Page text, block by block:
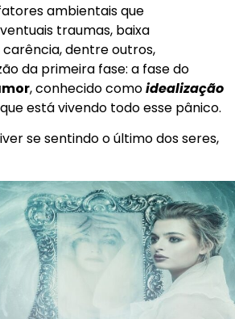
ambientais que
traumas, baixa
dentre outros,
da primeira fase: a fase do
, conhecido comoidealização
está vivendo todo esse pânico.
se sentindo o último dos seres,